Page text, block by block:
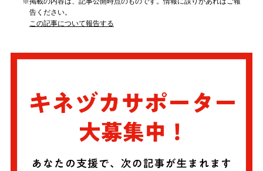
告ください。
この記事について報告する